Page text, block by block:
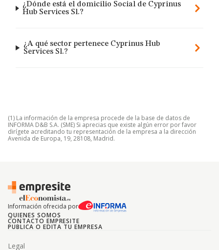
¿Dónde está el domicilio Social de Cyprinus
Hub Services Sl.?
¿A qué sector pertenece Cyprinus Hub
Services Sl.?
(1) La información de la empresa procede de la base de datos de
INFORMA D&B S.A. (SME) Si aprecias que existe algún error por favor
dirígete acreditando tu representación de la empresa a la dirección
Avenida de Europa, 19, 28108, Madrid.
Información ofrecida por
QUIENES SOMOS
CONTACTO EMPRESITE
PUBLICA O EDITA TU EMPRESA
Legal